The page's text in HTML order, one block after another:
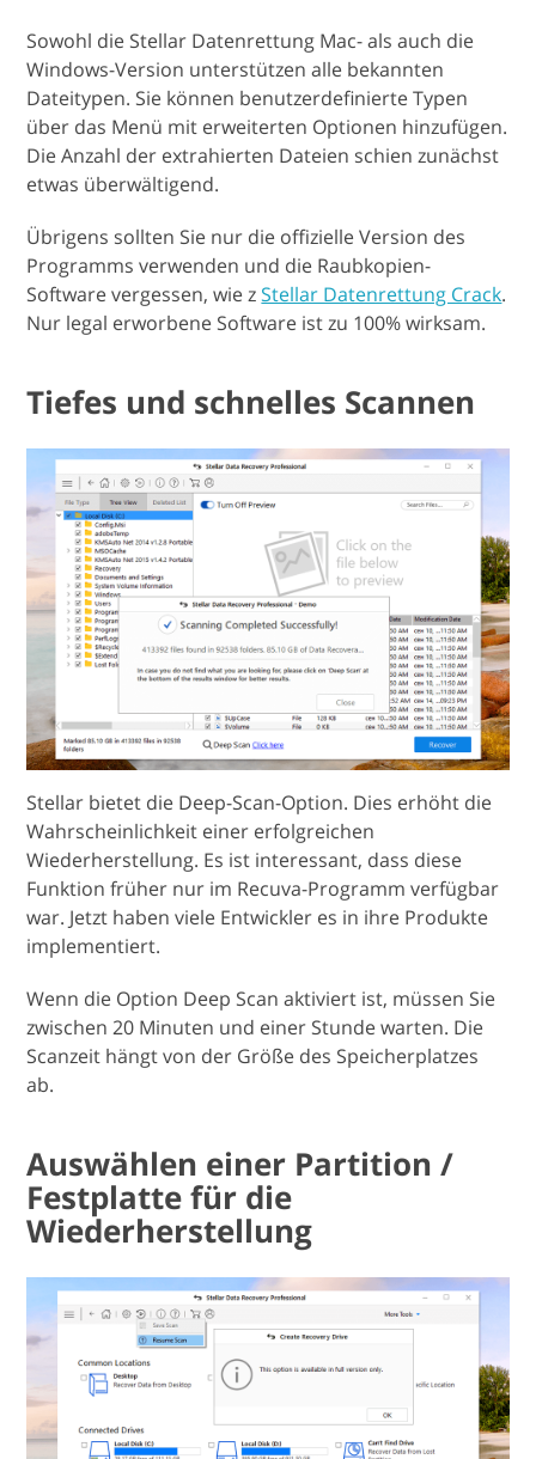
Sowohl die Stellar Datenrettung Mac- als auch die
Windows-Version unterstützen alle bekannten
Dateitypen. Sie können benutzerdefinierte Typen
über das Menü mit erweiterten Optionen hinzufügen.
Die Anzahl der extrahierten Dateien schien zunächst
etwas überwältigend.
Übrigens sollten Sie nur die offizielle Version des
Programms verwenden und die Raubkopien-
Software vergessen, wie zStellar Datenrettung Crack.
Nur legal erworbene Software ist zu 100% wirksam.
Tiefes und schnelles Scannen
Stellar bietet die Deep-Scan-Option. Dies erhöht die
Wahrscheinlichkeit einer erfolgreichen
Wiederherstellung. Es ist interessant, dass diese
Funktion früher nur im Recuva-Programm verfügbar
war. Jetzt haben viele Entwickler es in ihre Produkte
implementiert.
Wenn die Option Deep Scan aktiviert ist, müssen Sie
zwischen 20 Minuten und einer Stunde warten. Die
Scanzeit hängt von der Größe des Speicherplatzes
ab.
Auswählen einer Partition /
Festplatte für die
Wiederherstellung